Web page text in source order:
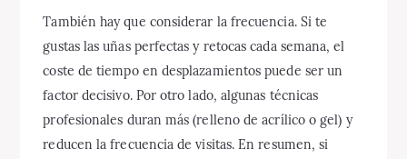
También hay que considerar la frecuencia. Si te
gustas las uñas perfectas y retocas cada semana, el
coste de tiempo en desplazamientos puede ser un
factor decisivo. Por otro lado, algunas técnicas
profesionales duran más (relleno de acrílico o gel) y
reducen la frecuencia de visitas. En resumen, si